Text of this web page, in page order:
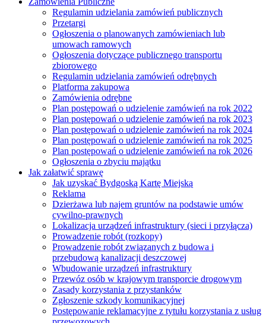
Regulamin udzielania zamówień publicznych
Przetargi
Ogłoszenia o planowanych zamówieniach lub
umowach ramowych
Ogłoszenia dotyczące publicznego transportu
zbiorowego
Regulamin udzielania zamówień odrębnych
Platforma zakupowa
Zamówienia odrębne
Plan postępowań o udzielenie zamówień na rok 2022
Plan postępowań o udzielenie zamówień na rok 2023
Plan postępowań o udzielenie zamówień na rok 2024
Plan postępowań o udzielenie zamówień na rok 2025
Plan postępowań o udzielenie zamówień na rok 2026
Ogłoszenia o zbyciu majątku
Jak załatwić sprawę
Jak uzyskać Bydgoską Kartę Miejską
Reklama
Dzierżawa lub najem gruntów na podstawie umów
cywilno-prawnych
Lokalizacja urządzeń infrastruktury (sieci i przyłącza)
Prowadzenie robót (rozkopy)
Prowadzenie robót związanych z budowa i
przebudową kanalizacji deszczowej
Wbudowanie urządzeń infrastruktury
Przewóz osób w krajowym transporcie drogowym
Zasady korzystania z przystanków
Zgłoszenie szkody komunikacyjnej
Postępowanie reklamacyjne z tytułu korzystania z usług